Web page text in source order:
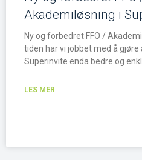
Akademiløsning i
Ny og forbedret FFO /
tiden har vi jobbet med å gjøre
Superinvite enda bedre og
LES MER